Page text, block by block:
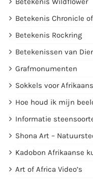
Betekenis Chronicle
Betekenis Rockring
Betekenissen van
Grafmonumenten
Sokkels voor
Hoe houd ik mijn
Informatie
Shona Art –
Kadobon Afrikaanse
Art of Africa Video’s